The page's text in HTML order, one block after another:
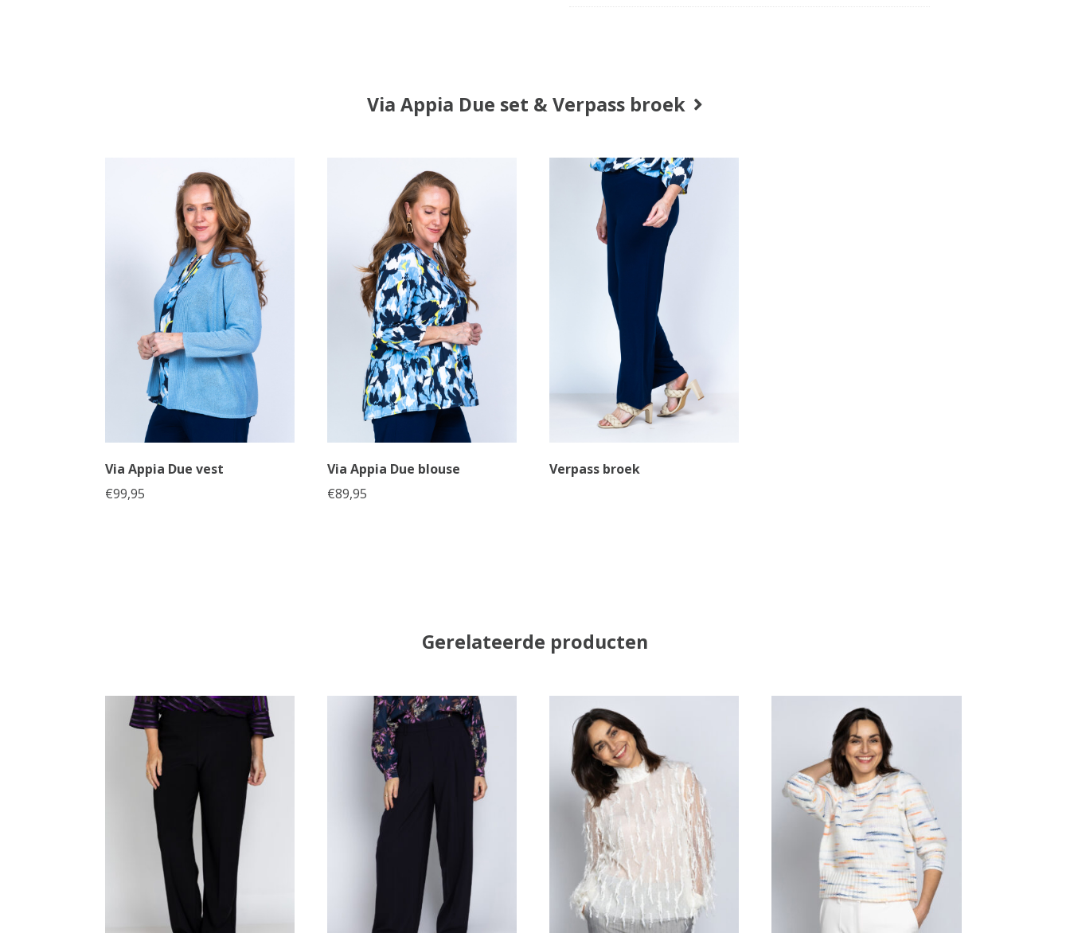
Via Appia Due set & Verpass broek
Via Appia Due vest
€99,95
Via Appia Due blouse
€89,95
Verpass broek
Gerelateerde producten